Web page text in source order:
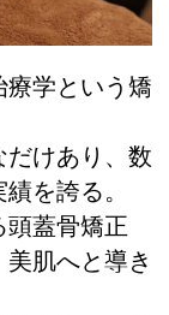
療学という矯
けあり、数
を誇る。
頭蓋骨矯正
肌へと導き